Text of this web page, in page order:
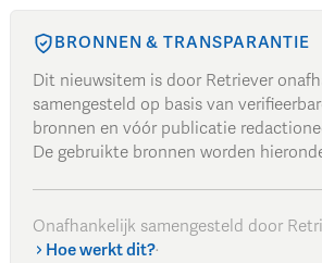
BRONNEN & TRANSPARANTIE
Dit nieuwsitem is door Retriever
samengesteld op basis van
bronnen en vóór publicatie
De gebruikte bronnen worden
Onafhankelijk samengesteld door
Hoe werkt dit?·